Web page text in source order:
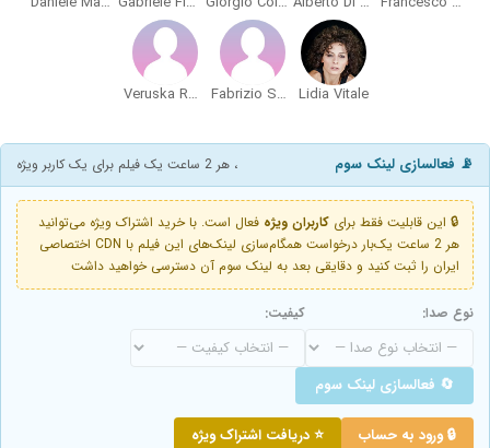
Lidia Vitale
Fabrizio Sabatucci
Veruska Rossi
📡 فعالسازی لینک سوم ، هر 2 ساعت یک فیلم برای یک کاربر ویژه
🔒 این قابلیت فقط برای کاربران ویژه فعال است. با خرید اشتراک ویژه می‌توانید
هر 2 ساعت یک‌بار درخواست همگام‌سازی لینک‌های این فیلم با CDN اختصاصی
ایران را ثبت کنید و دقایقی بعد به لینک سوم آن دسترسی خواهید داشت
نوع صدا: کیفیت:
🔄 فعالسازی لینک سوم
🔒 ورود به حساب ⭐ دریافت اشتراک ویژه